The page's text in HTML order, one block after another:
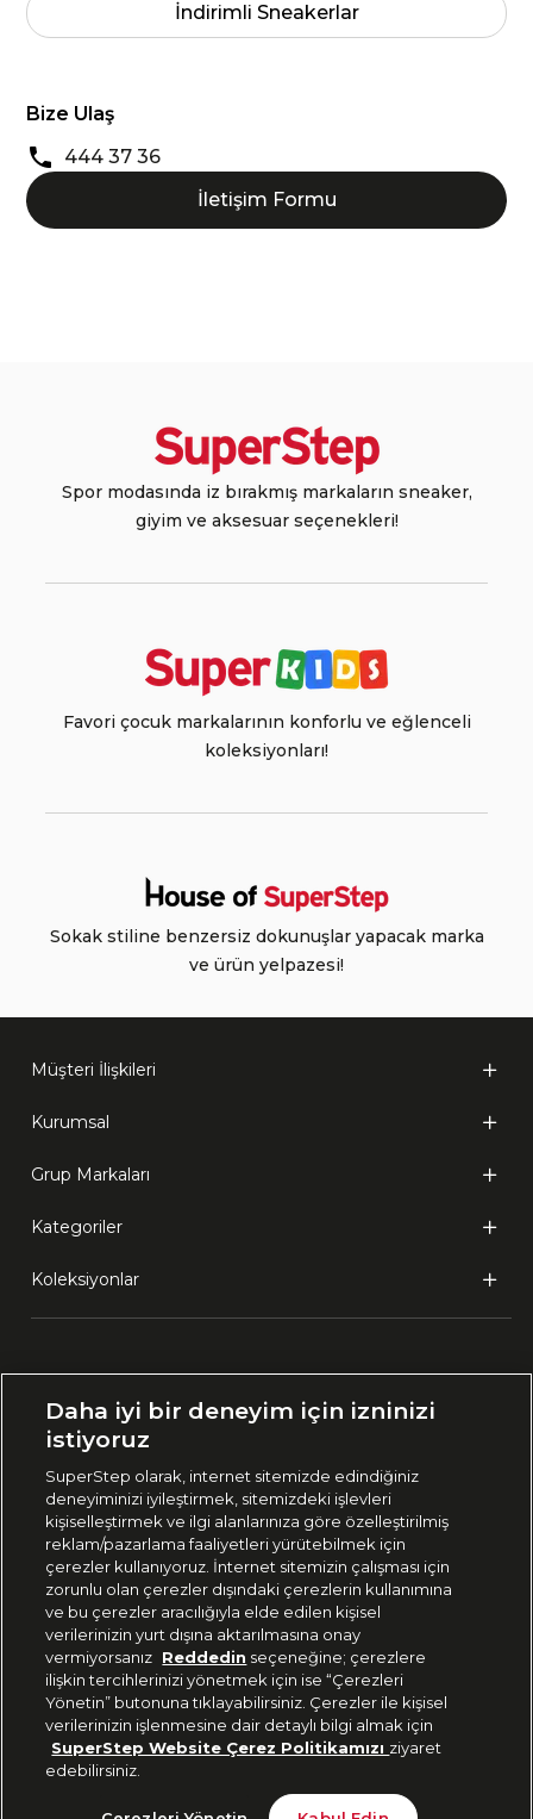
Tükendi
İndirimli Sneakerlar
Bize Ulaş
444 37 36
İletişim Formu
Spor modasında iz bırakmış markaların sneaker,
giyim ve aksesuar seçenekleri!
Favori çocuk markalarının konforlu ve eğlenceli
koleksiyonları!
Sokak stiline benzersiz dokunuşlar yapacak marka
ve ürün yelpazesi!
Müşteri İlişkileri
Kurumsal
Grup Markaları
Kategoriler
Koleksiyonlar
🇹🇷 Türkiye
444 37 36
Uygulamadan Takip Edin
Bizi Takip Edin
Daha iyi bir deneyim için izninizi
istiyoruz
SuperStep olarak, internet sitemizde edindiğiniz
deneyiminizi iyileştirmek, sitemizdeki işlevleri
kişiselleştirmek ve ilgi alanlarınıza göre özelleştirilmiş
reklam/pazarlama faaliyetleri yürütebilmek için
çerezler kullanıyoruz. İnternet sitemizin çalışması için
zorunlu olan çerezler dışındaki çerezlerin kullanımına
ve bu çerezler aracılığıyla elde edilen kişisel
verilerinizin yurt dışına aktarılmasına onay
vermiyorsanız Reddedin seçeneğine; çerezlere
ilişkin tercihlerinizi yönetmek için ise “Çerezleri
Yönetin” butonuna tıklayabilirsiniz. Çerezler ile kişisel
verilerinizin işlenmesine dair detaylı bilgi almak için
SuperStep Website Çerez Politikamızı ziyaret
edebilirsiniz.